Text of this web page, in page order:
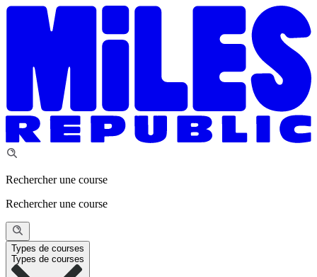
Rechercher une course
Rechercher une course
Types de courses
Types de courses